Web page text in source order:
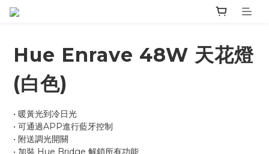
Hue Enrave 48W 天花燈
(白色)
• 暖黃光到冷日光
• 可通過APP進行藍牙控制
• 附送調光開關
• 加裝 Hue Bridge 解鎖所有功能